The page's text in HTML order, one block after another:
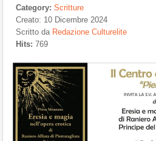
Category: Scritture
Creato: 10 Dicembre 2024
Scritto da Redazione Culturelite
Hits: 769